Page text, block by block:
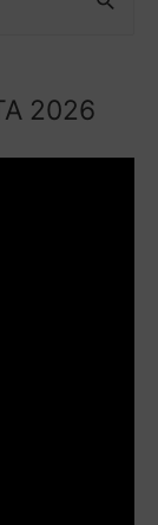
2026